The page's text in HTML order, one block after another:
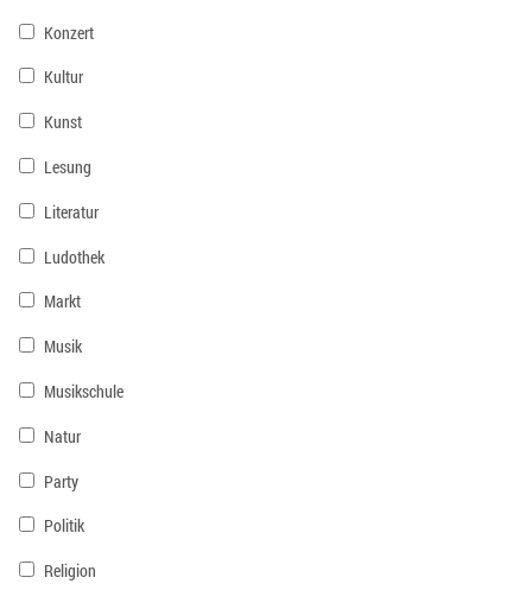
Konzert
Kultur
Kunst
Lesung
Literatur
Ludothek
Markt
Musik
Musikschule
Natur
Party
Politik
Religion